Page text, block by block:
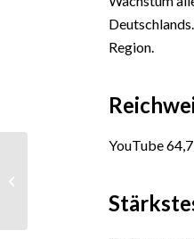
Deutschlands.
Region.
YouTube
Social Media als